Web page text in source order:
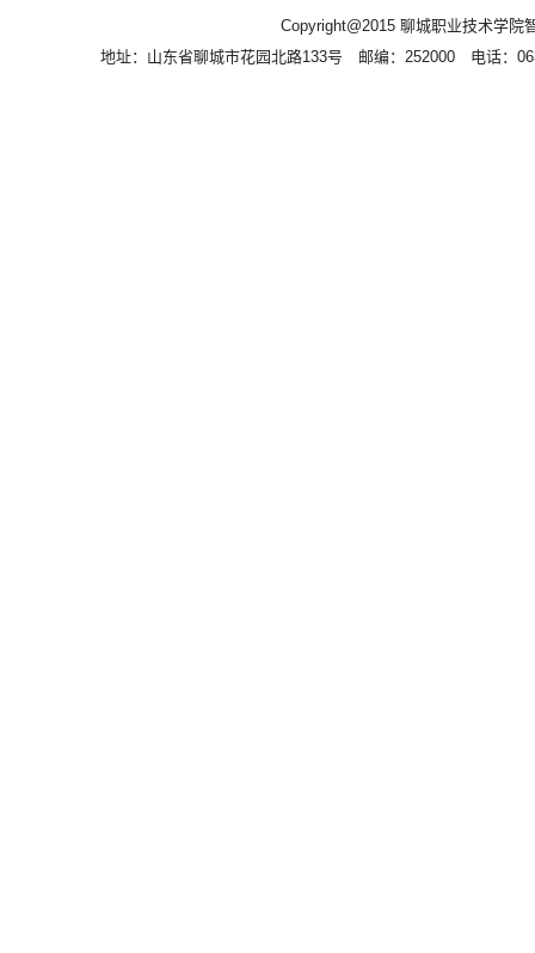
Copyright@2015 聊城职业技术学
地址：山东省聊城市花园北路133号 邮编：252000 电话：